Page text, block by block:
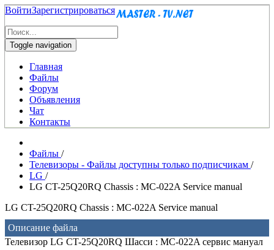
ВойтиЗарегистрироваться
Toggle navigation
Главная
Файлы
Форум
Объявления
Чат
Контакты
Файлы /
Телевизоры - Файлы доступны только подписчикам /
LG /
LG CT-25Q20RQ Chassis : MC-022A Service manual
LG CT-25Q20RQ Chassis : MC-022A Service manual
Описание файла
Телевизор LG CT-25Q20RQ Шасси : MC-022A сервис мануал